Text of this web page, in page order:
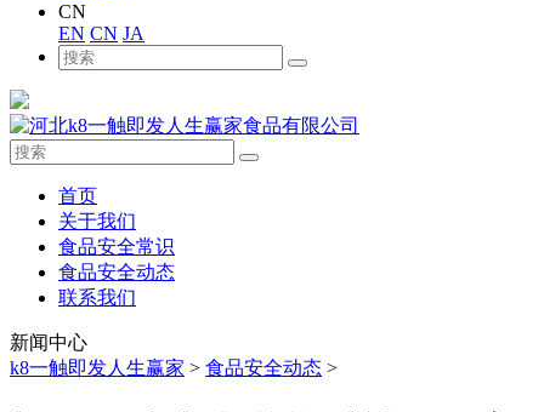
CN
EN CN JA
首页
关于我们
食品安全常识
食品安全动态
联系我们
新闻中心
k8一触即发人生赢家 > 食品安全动态 >